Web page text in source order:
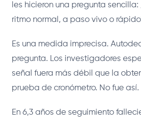
les hicieron una pregunta
ritmo normal, a paso vivo o
Es una medida imprecisa.
pregunta. Los investigadores
señal fuera más débil que la
prueba de cronómetro. No fue así.
En 6,3 años de seguimiento